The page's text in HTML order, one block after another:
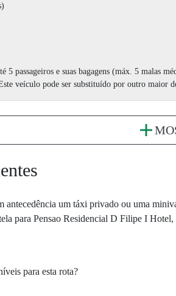
5 passageiros e suas bagagens (máx. 5 malas
veículo pode ser substituído por outro maior
antecedência um táxi privado ou uma
para Pensao Residencial D Filipe I Hotel,
para esta rota?